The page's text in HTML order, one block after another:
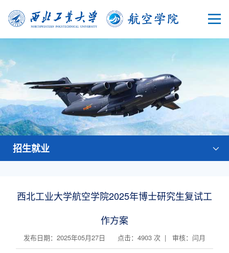
招生就业
西北工业大学航空学院2025年博士研究生复试工
作方案
发布日期：2025年05月27日 点击： 4903 次 | 审核：闫月